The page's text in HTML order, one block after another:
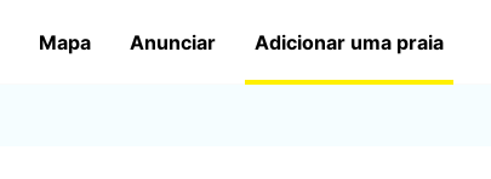
Mapa Anunciar Adicionar uma praia